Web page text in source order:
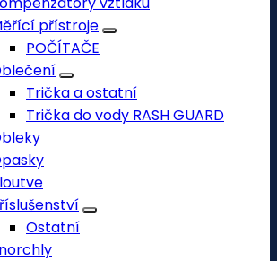
přístroje
POČÍTAČE
Trička a ostatní
Trička do vody RASH GUARD
Ostatní